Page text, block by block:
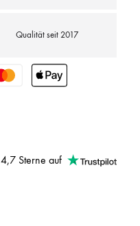
Qualität seit 2017
4,7 Sterne auf